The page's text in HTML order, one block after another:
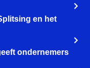
en het
ondernemers